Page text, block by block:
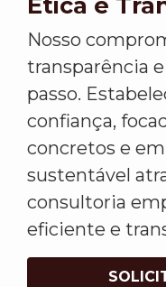
Nosso
transparência
passo.
confiança,
concretos e
sustentável
consultoria
eficiente e